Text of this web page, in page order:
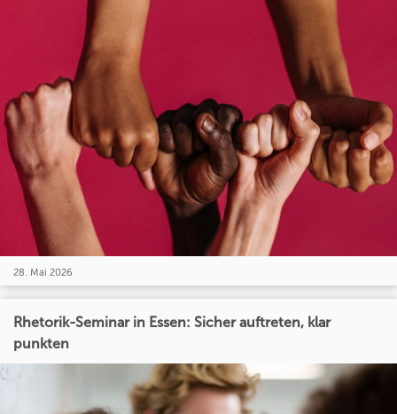
28. Mai 2026
Rhetorik-Seminar in Essen: Sicher auftreten, klar
punkten